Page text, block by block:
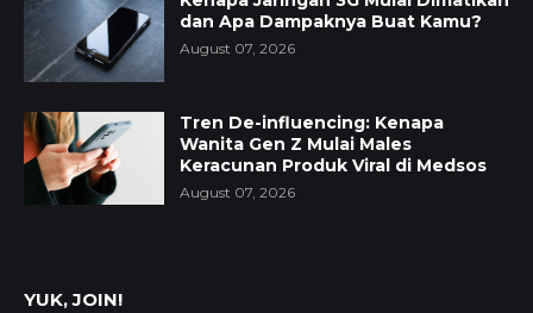
dan Apa Dampaknya Buat Kamu?
August 07, 2026
Tren De-influencing: Kenapa
Wanita Gen Z Mulai Males
Keracunan Produk Viral di Medsos
August 07, 2026
YUK, JOIN!